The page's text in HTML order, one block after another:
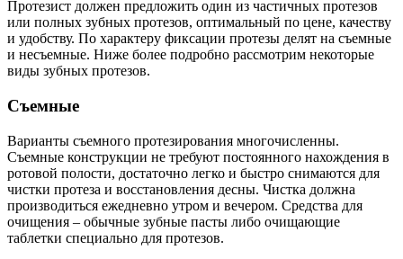
Протезист должен предложить один из частичных протезов
или полных зубных протезов, оптимальный по цене, качеству
и удобству. По характеру фиксации протезы делят на съемные
и несъемные. Ниже более подробно рассмотрим некоторые
виды зубных протезов.
Съемные
Варианты съемного протезирования многочисленны.
Съемные конструкции не требуют постоянного нахождения в
ротовой полости, достаточно легко и быстро снимаются для
чистки протеза и восстановления десны. Чистка должна
производиться ежедневно утром и вечером. Средства для
очищения – обычные зубные пасты либо очищающие
таблетки специально для протезов.